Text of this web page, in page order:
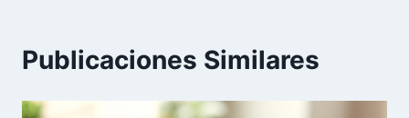
Publicaciones Similares